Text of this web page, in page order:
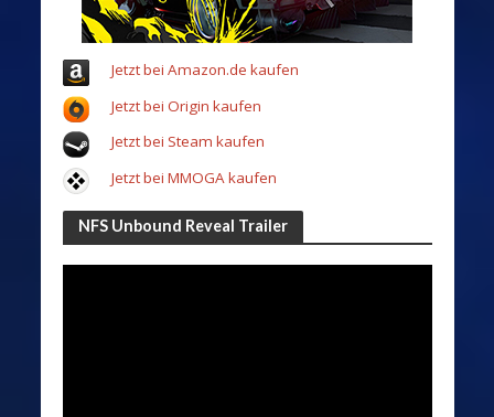
Jetzt bei Amazon.de kaufen
Jetzt bei Origin kaufen
Jetzt bei Steam kaufen
Jetzt bei MMOGA kaufen
NFS Unbound Reveal Trailer